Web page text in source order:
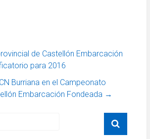
de Castellón Embarcación
para 2016
Burriana en el Campeonato
Embarcación Fondeada →